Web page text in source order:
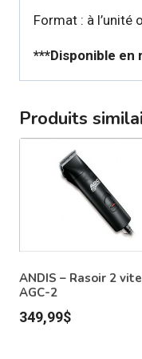
Format : à l’unité
***Disponible en
Produits
ANDIS – Rasoir 2
AGC-2
349,99$